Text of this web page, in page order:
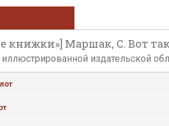
книжки»] Маршак, С. Вот
иллюстрированной издательской